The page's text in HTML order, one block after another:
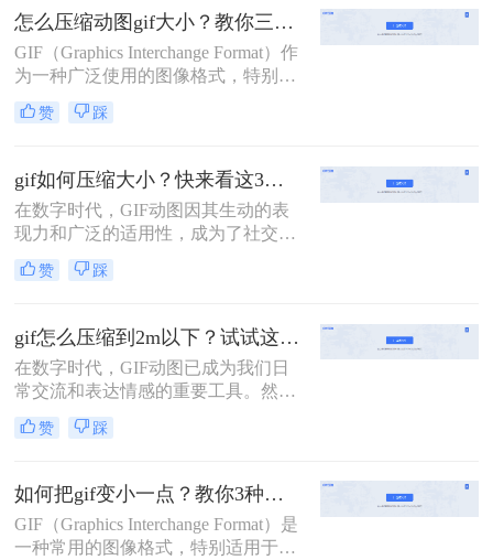
怎么压缩小一点呢？本文将介绍两种
有效的方法，帮助您轻松压缩GIF文
件，减小文件大小，同时保持动画效
果。
怎么压缩动图gif大小？教你三种常用压缩方法！
GIF（Graphics Interchange Format）作
为一种广泛使用的图像格式，特别擅
长于存储动态图像，即动图。然而，
GIF文件有时会变得非常大，这会影
决怎么压缩动图gif大小问题，本文将
介绍三种压缩动图GIF大小的方法。
赞 踩
gif如何压缩大小？快来看这3个压缩方法！
在数字时代，GIF动图因其生动的表
现力和广泛的适用性，成为了社交媒
体、网页设计、即时通讯等多个领域
的宠儿。然而，随着图像质量的提升
也越来越大，这不仅影响了加载速
度，还可能导致上传失败。因此，学
会gif如何压缩大小，同时保持良好的
视觉效果，显得尤为重要。本文将介
绍三种高效的GIF压缩方法，帮助您
轻松应对这一挑战。
赞 踩
gif怎么压缩到2m以下？试试这二种压缩方法！
在数字时代，GIF动图已成为我们日
常交流和表达情感的重要工具。然
而，随着网络带宽和存储空间的限
制，gif怎么压缩到2m以下，成为了一
有效的方法来帮助您将GIF文件压缩
到2M以下。
赞 踩
如何把gif变小一点？教你3种压缩gif大小方法！
GIF（Graphics Interchange Format）是
一种常用的图像格式，特别适用于网